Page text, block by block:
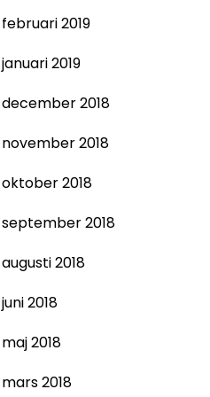
februari 2019
januari 2019
december 2018
november 2018
oktober 2018
september 2018
augusti 2018
juni 2018
maj 2018
mars 2018